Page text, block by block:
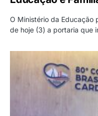
O Ministério da Educação
de hoje (3) a portaria que